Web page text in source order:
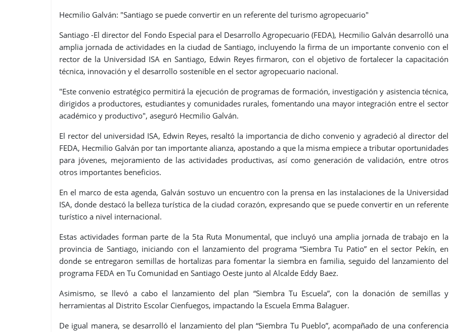
Hecmilio Galván: "Santiago se puede convertir en un referente del turismo agropecuario"
Santiago -El director del Fondo Especial para el Desarrollo Agropecuario (FEDA), Hecmilio Galván desarrolló una
amplia jornada de actividades en la ciudad de Santiago, incluyendo la firma de un importante convenio con el
rector de la Universidad ISA en Santiago, Edwin Reyes firmaron, con el objetivo de fortalecer la capacitación
técnica, innovación y el desarrollo sostenible en el sector agropecuario nacional.
"Este convenio estratégico permitirá la ejecución de programas de formación, investigación y asistencia técnica,
dirigidos a productores, estudiantes y comunidades rurales, fomentando una mayor integración entre el sector
académico y productivo", aseguró Hecmilio Galván.
El rector del universidad ISA, Edwin Reyes, resaltó la importancia de dicho convenio y agradeció al director del
FEDA, Hecmilio Galván por tan importante alianza, apostando a que la misma empiece a tributar oportunidades
para jóvenes, mejoramiento de las actividades productivas, así como generación de validación, entre otros
otros importantes beneficios.
En el marco de esta agenda, Galván sostuvo un encuentro con la prensa en las instalaciones de la Universidad
ISA, donde destacó la belleza turística de la ciudad corazón, expresando que se puede convertir en un referente
turístico a nivel internacional.
Estas actividades forman parte de la 5ta Ruta Monumental, que incluyó una amplia jornada de trabajo en la
provincia de Santiago, iniciando con el lanzamiento del programa “Siembra Tu Patio” en el sector Pekín, en
donde se entregaron semillas de hortalizas para fomentar la siembra en familia, seguido del lanzamiento del
programa FEDA en Tu Comunidad en Santiago Oeste junto al Alcalde Eddy Baez.
Asimismo, se llevó a cabo el lanzamiento del plan “Siembra Tu Escuela”, con la donación de semillas y
herramientas al Distrito Escolar Cienfuegos, impactando la Escuela Emma Balaguer.
De igual manera, se desarrolló el lanzamiento del plan “Siembra Tu Pueblo”, acompañado de una conferencia